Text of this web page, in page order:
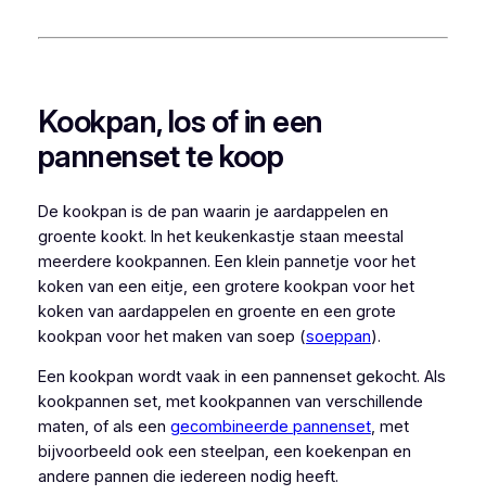
Kookpan, los of in een
pannenset te koop
De kookpan is de pan waarin je aardappelen en
groente kookt. In het keukenkastje staan meestal
meerdere kookpannen. Een klein pannetje voor het
koken van een eitje, een grotere kookpan voor het
koken van aardappelen en groente en een grote
kookpan voor het maken van soep (soeppan).
Een kookpan wordt vaak in een pannenset gekocht. Als
kookpannen set, met kookpannen van verschillende
maten, of als een gecombineerde pannenset, met
bijvoorbeeld ook een steelpan, een koekenpan en
andere pannen die iedereen nodig heeft.